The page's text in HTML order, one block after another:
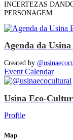
INCERTEZAS
PERSONAGEM
Agenda da
Created by
Event Calendar
Usina Eco-
Profile
Map